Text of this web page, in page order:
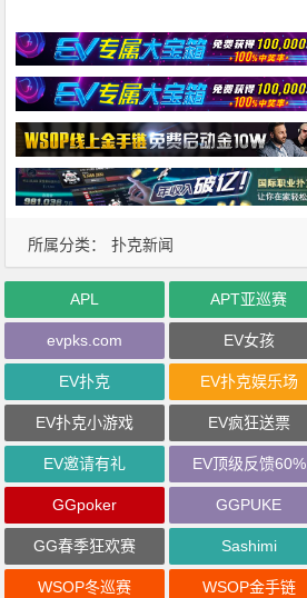
所属分类： 扑克新闻
APL APT亚巡赛
evpks.com EV女孩
EV扑克 EV扑克娱乐场
EV扑克小游戏 EV疯狂送票
EV邀请有礼 EV顶级反馈60%
GGpoker GGPUKE
GG春季狂欢赛 Sashimi
WSOP冬巡赛 WSOP金手链